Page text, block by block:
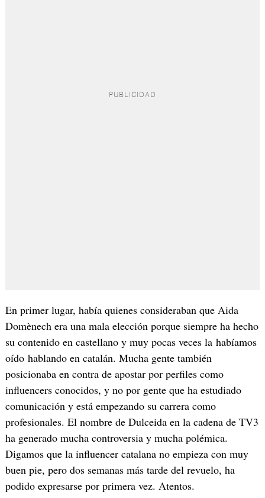
En primer lugar, había quienes consideraban que Aida
Domènech era una mala elección porque siempre ha hecho
su contenido en castellano y muy pocas veces la habíamos
oído hablando en catalán. Mucha gente también
posicionaba en contra de apostar por perfiles como
influencers conocidos, y no por gente que ha estudiado
comunicación y está empezando su carrera como
profesionales. El nombre de Dulceida en la cadena de TV3
ha generado mucha controversia y mucha polémica.
Digamos que la influencer catalana no empieza con muy
buen pie, pero dos semanas más tarde del revuelo, ha
podido expresarse por primera vez. Atentos.